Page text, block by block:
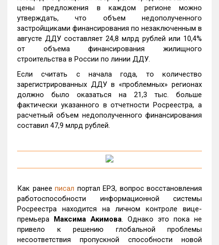
цены предложения в каждом регионе можно
утверждать, что объем недополученного
застройщиками финансирования по незаключенным в
августе ДДУ составляет 24,8 млрд рублей или 10,4%
от объема финансирования жилищного
строительства в России по линии ДДУ.
Если считать с начала года, то количество
зарегистрированных ДДУ в «проблемных» регионах
должно было оказаться на 21,3 тыс. больше
фактически указанного в отчетности Росреестра, а
расчетный объем недополученного финансирования
составил 47,9 млрд рублей.
Как ранее писал портал ЕРЗ, вопрос восстановления
работоспособности информационной системы
Росреестра находится на личном контроле вице-
премьера
Максима Акимова. Однако это пока не
привело к решению глобальной проблемы
несоответствия пропускной способности новой